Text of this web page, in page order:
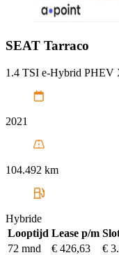
SEAT Tarraco
1.4 TSI e-Hybrid PHEV
2021
104.492 km
Hybride
Looptijd Lease p/m
72 mnd
€ 426,63
€